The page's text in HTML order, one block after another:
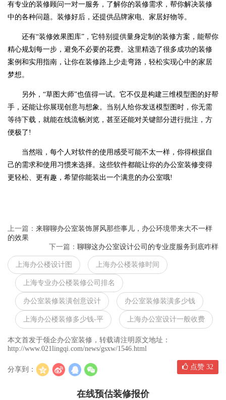
有专业的装修顾问一对一服务，了解你的装修需求，帮你解决装修
中的各种问题。装修好后，还提供品牌家电、家居好物等。
还有“装修效果图库”，它特别提供量身定制的装修方案，能帮你
精心规划每一步，避免不必要的花费。这里精选了很多成功的装修
案例和实用指南，让你在装修路上少走弯路，轻松实现心中的家居
梦想。
另外，“草图大师”也值得一试。它不仅是构建三维模型图的好帮
手，还能让你展现创意与想象。当别人给你发送模型图时，你无需
等待下载，就能在线流畅浏览，甚至还能对关键部分进行批注，方
便极了!
当然啦，每个人对软件的使用感受可能不太一样，你得根据自
己的需求和使用习惯来选择。这些软件都能让你的办公室装修变得
更轻松、更有趣，希望你能装出一个满意的办公室哦!
上一篇： 来聊聊办公室装饰屏风那些事儿，办公环境带来大不一样
的效果
下一篇： 聊聊这办公室设计公司的专业度服务到底咋样
上海办公楼设计图 上海办公楼装修时间
上海专业办公楼装修公司排名
办公室装修装潢创意设计 办公室装修装潢多少钱
上海办公楼装修多少钱-平 上海办公室设计一般收费
本文首发于领企办公室装修，转载请注明原文地址：
http://www.021lingqi.com/news/gsxw/1546.html
分享到： 点赞 32
在线预估装修报价